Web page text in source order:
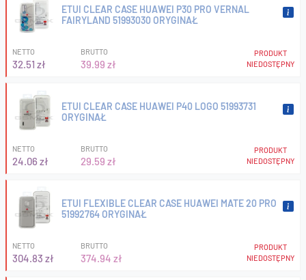
ETUI CLEAR CASE HUAWEI P30 PRO VERNAL
FAIRYLAND 51993030 ORYGINAŁ
NETTO
32.51 zł
BRUTTO
39.99 zł
PRODUKT
NIEDOSTĘPNY
ETUI CLEAR CASE HUAWEI P40 LOGO 51993731
ORYGINAŁ
NETTO
24.06 zł
BRUTTO
29.59 zł
PRODUKT
NIEDOSTĘPNY
ETUI FLEXIBLE CLEAR CASE HUAWEI MATE 20 PRO
51992764 ORYGINAŁ
NETTO
304.83 zł
BRUTTO
374.94 zł
PRODUKT
NIEDOSTĘPNY